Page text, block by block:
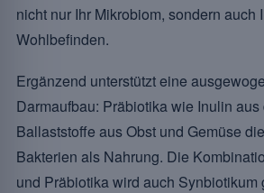
nicht nur Ihr Mikrobiom, sondern auch
Wohlbefinden.
Ergänzend unterstützt eine
Darmaufbau: Präbiotika wie Inulin
Ballaststoffe aus Obst und Gemüse
Bakterien als Nahrung. Die
und Präbiotika wird auch Synbiotikum